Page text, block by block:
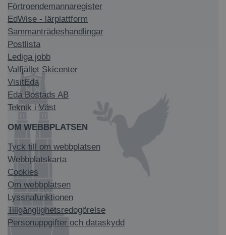
Förtroendemannaregister
EdWise - lärplattform
Sammanträdeshandlingar
Postlista
Lediga jobb
Valfjället Skicenter
VisitEda
Eda Bostads AB
Teknik i Väst
OM WEBBPLATSEN
Tyck till om webbplatsen
Webbplatskarta
Cookies
Om webbplatsen
Lyssnafunktionen
Tillgänglighetsredogörelse
Personuppgifter och dataskydd